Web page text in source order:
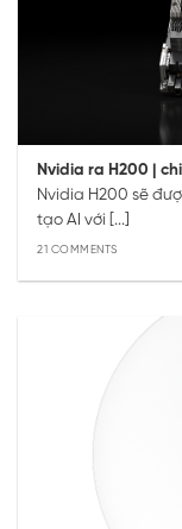
Nvidia ra H200 |
Nvidia H200 sẽ
tạo AI với [...]
21 COMMENTS